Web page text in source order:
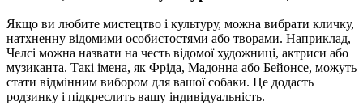
Якщо ви любите мистецтво і культуру, можна вибрати кличку,
натхненну відомими особистостями або творами. Наприклад,
Челсі можна назвати на честь відомої художниці, актриси або
музиканта. Такі імена, як Фріда, Мадонна або Бейонсе, можуть
стати відмінним вибором для вашої собаки. Це додасть
родзинку і підкреслить вашу індивідуальність.